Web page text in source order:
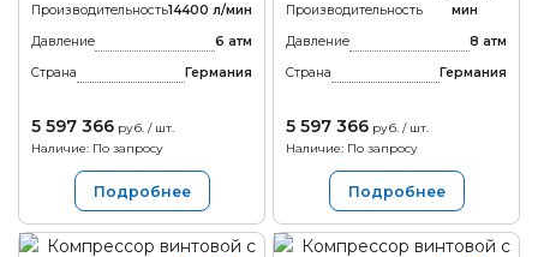
Производительность14400 л/мин
Давление
6 атм
Страна
Германия
5 597 366 руб. / шт.
Наличие: По запросу
Подробнее
Производительность
мин
Давление
8 атм
Страна
Германия
5 597 366 руб. / шт.
Наличие: По запросу
Подробнее